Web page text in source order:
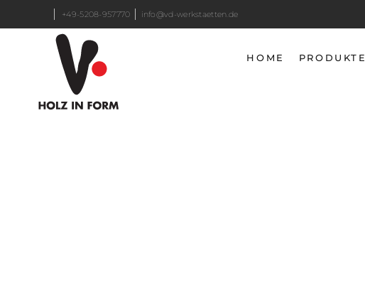
+49-5208-957770 info@vd-werkstaetten.de
HOME PRODUKTE